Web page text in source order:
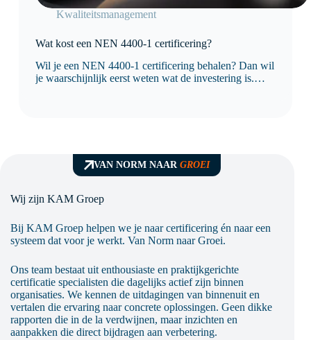
Kwaliteitsmanagement
Wat kost een NEN 4400-1 certificering?
Wil je een NEN 4400-1 certificering behalen? Dan wil
je waarschijnlijk eerst weten wat de investering is.
VAN NORM NAARGROEI
Wij zijn KAM Groep
Bij KAM Groep helpen we je naar certificering én naar een
systeem dat voor je werkt. Van Norm naar Groei.
Ons team bestaat uit enthousiaste en praktijkgerichte
certificatie specialisten die dagelijks actief zijn binnen
organisaties. We kennen de uitdagingen van binnenuit en
vertalen die ervaring naar concrete oplossingen. Geen dikke
rapporten die in de la verdwijnen, maar inzichten en
aanpakken die direct bijdragen aan verbetering.